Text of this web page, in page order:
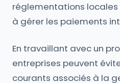
réglementations
à gérer les paiements
En travaillant avec un
entreprises peuvent
courants associés à la